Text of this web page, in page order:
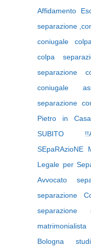
Affidamento
separazione
coniugale
colpa
separazione
coniugale
separazione
Pietro in
SUBITO
SEpaRAzioNE
Legale per
Avvocato
separazione
separazione
Bologna